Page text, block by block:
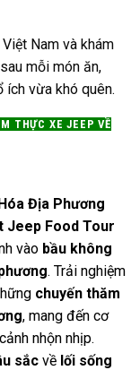
Nam và khám
mỗi món ăn,
ích vừa khó quên.
THỰC XE JEEP VỀ
Địa Phương
Jeep Food Tour
vào bầu không
. Trải nghiệm
chuyến thăm
, mang đến cơ
nhộn nhịp.
sắc về lối sống